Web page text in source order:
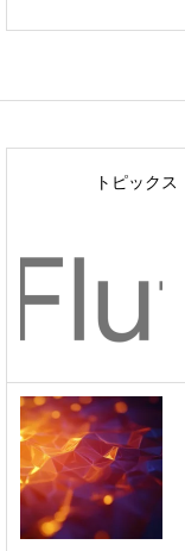
トピックス